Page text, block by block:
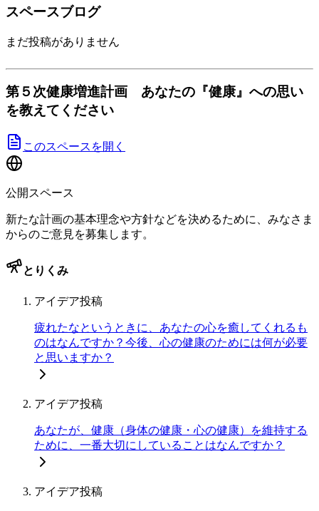
スペースブログ
まだ投稿がありません
第５次健康増進計画 あなたの『健康』への思い
を教えてください
このスペースを開く
公開スペース
新たな計画の基本理念や方針などを決めるために、みなさま
からのご意見を募集します。
とりくみ
アイデア投稿
疲れたなというときに、あなたの心を癒してくれるも
のはなんですか？今後、心の健康のためには何が必要
と思いますか？
アイデア投稿
あなたが、健康（身体の健康・心の健康）を維持する
ために、一番大切にしていることはなんですか？
アイデア投稿